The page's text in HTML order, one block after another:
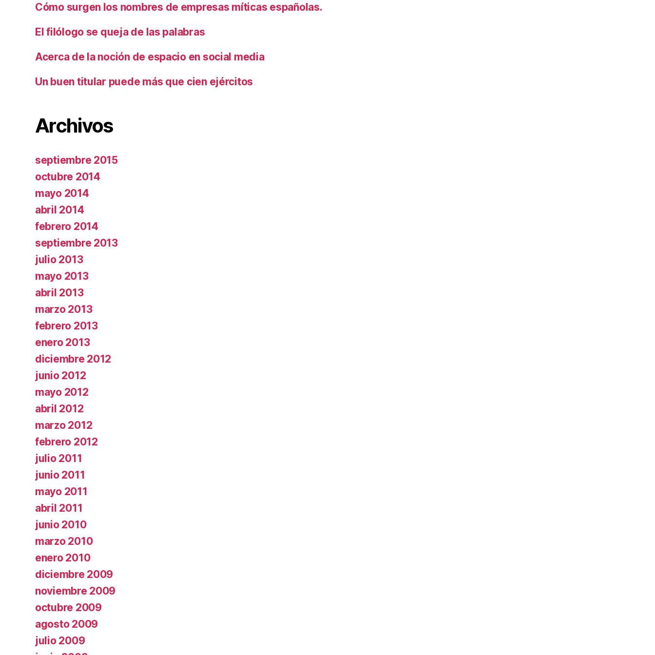
Cómo surgen los nombres de empresas míticas españolas.
El filólogo se queja de las palabras
Acerca de la noción de espacio en social media
Un buen titular puede más que cien ejércitos
Archivos
septiembre 2015
octubre 2014
mayo 2014
abril 2014
febrero 2014
septiembre 2013
julio 2013
mayo 2013
abril 2013
marzo 2013
febrero 2013
enero 2013
diciembre 2012
junio 2012
mayo 2012
abril 2012
marzo 2012
febrero 2012
julio 2011
junio 2011
mayo 2011
abril 2011
junio 2010
marzo 2010
enero 2010
diciembre 2009
noviembre 2009
octubre 2009
agosto 2009
julio 2009